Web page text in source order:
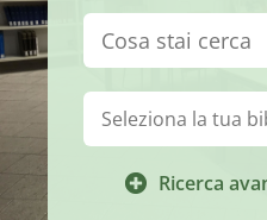
Cerca su "Catalogo"
Ricerca
Biblioteca: